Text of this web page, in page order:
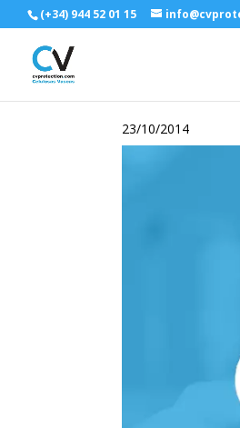
(+34) 944 52 01 15
23/10/2014